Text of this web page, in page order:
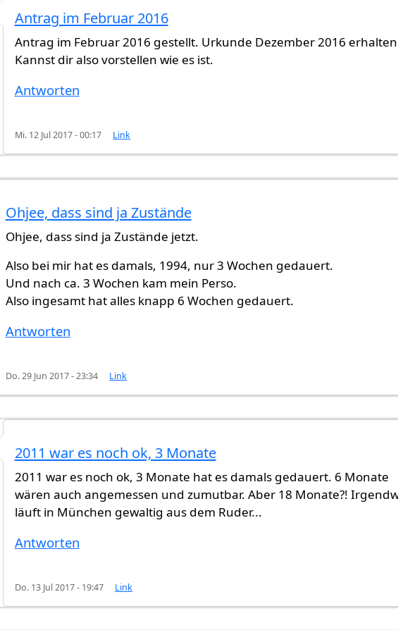
inzwischenvonGast (nicht überprüft)
Antrag im Februar 2016
Antrag im Februar 2016 gestellt. Urkunde Dezember 2016
Kannst dir also vorstellen wie es ist.
Antworten
Mi. 12 Jul 2017 - 00:17 Link
Ohjee, dass sind ja Zustände
Ohjee, dass sind ja Zustände jetzt.
Also bei mir hat es damals, 1994, nur 3 Wochen gedauert.
Und nach ca. 3 Wochen kam mein Perso.
Also ingesamt hat alles knapp 6 Wochen gedauert.
Antworten
Do. 29 Jun 2017 - 23:34 Link
sind ja ZuständevonGast (nicht überprüft)
2011 war es noch ok, 3 Monate
2011 war es noch ok, 3 Monate hat es damals gedauert. 6 Monate
wären auch angemessen und zumutbar. Aber 18 Monate?!
läuft in München gewaltig aus dem Ruder...
Antworten
Do. 13 Jul 2017 - 19:47 Link